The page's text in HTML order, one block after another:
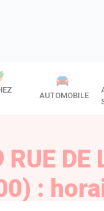
AUTOMOBILE
: